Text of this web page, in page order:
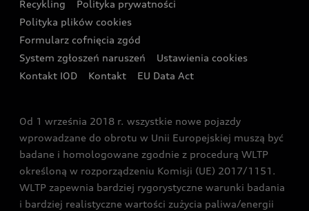
Kalkulator rat
Ubezpieczenie
Audi exclusive
Audi quattro Cup
Audi i Puchar Świata w Skokach Narciarskich w
Zakopanem
Recykling
Polityka prywatności
Polityka plików cookies
Formularz cofnięcia zgód
System zgłoszeń naruszeń
Ustawienia cookies
Kontakt IOD
Kontakt EU Data Act
Od 1 września 2018 r. wszystkie nowe pojazdy
wprowadzane do obrotu w Unii Europejskiej muszą być
badane i homologowane zgodnie z procedurą WLTP
określoną w rozporządzeniu Komisji (UE) 2017/1151.
WLTP zapewnia bardziej rygorystyczne warunki badania
i bardziej realistyczne wartości zużycia paliwa/energii